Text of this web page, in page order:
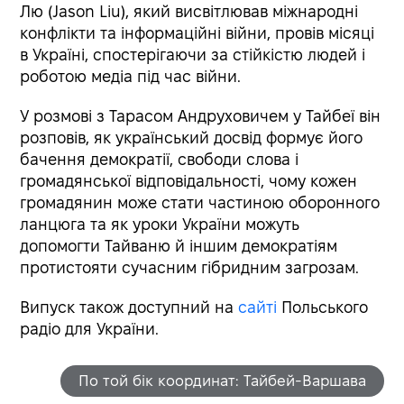
Лю (Jason Liu), який висвітлював міжнародні
конфлікти та інформаційні війни, провів місяці
в Україні, спостерігаючи за стійкістю людей і
роботою медіа під час війни.
У розмові з Тарасом Андруховичем у Тайбеї він
розповів, як український досвід формує його
бачення демократії, свободи слова і
громадянської відповідальності, чому кожен
громадянин може стати частиною оборонного
ланцюга та як уроки України можуть
допомогти Тайваню й іншим демократіям
протистояти сучасним гібридним загрозам.
Випуск також доступний насайті Польського
радіо для України.
По той бік координат: Тайбей-Варшава